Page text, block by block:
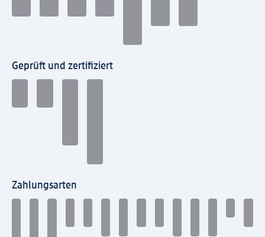
Geprüft und zertifiziert
Zahlungsarten